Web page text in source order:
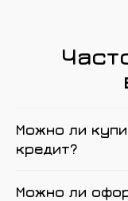
Можно ли
кредит?
Можно ли